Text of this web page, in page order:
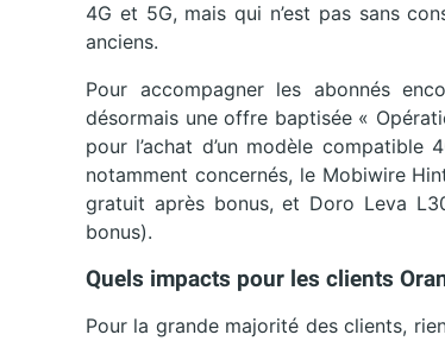
4G et 5G, mais qui n’est pas sans
anciens.
Pour accompagner les abonnés
désormais une offre baptisée «
pour l’achat d’un modèle compatible
notamment concernés, le Mobiwire
gratuit après bonus, et Doro Leva
bonus).
Quels impacts pour les clients
Pour la grande majorité des clients,